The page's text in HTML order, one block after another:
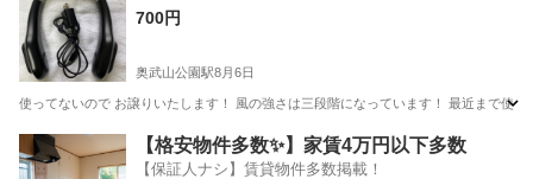
700円
奥武山公園駅8月6日
使ってないので お譲りいたします！ 風の強さは三段階になっています！ 最近まで使
沖縄 那覇市 奥武山公園駅 家庭用品
【格安物件多数✨】家賃4万円以下多数
【保証人ナシ】賃貸物件多数掲載！